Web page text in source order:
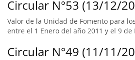
Circular N°53 (13/12/
Valor de la Unidad de Fomento para
entre el 1 Enero del año 2011 y el 9 de
Circular N°49 (11/11/